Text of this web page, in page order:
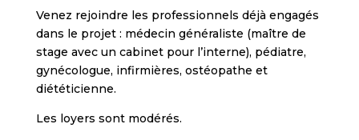
Venez rejoindre les professionnels déjà engagés
dans le projet : médecin généraliste (maître de
stage avec un cabinet pour l’interne), pédiatre,
gynécologue, infirmières, ostéopathe et
diététicienne.
Les loyers sont modérés.